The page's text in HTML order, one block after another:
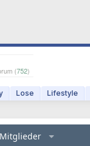
(752)
Lose Lifestyle
Mitglieder